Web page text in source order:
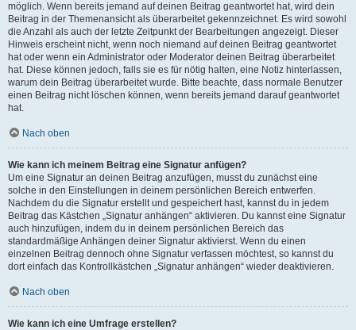
möglich. Wenn bereits jemand auf deinen Beitrag geantwortet hat, wird dein
Beitrag in der Themenansicht als überarbeitet gekennzeichnet. Es wird sowohl
die Anzahl als auch der letzte Zeitpunkt der Bearbeitungen angezeigt. Dieser
Hinweis erscheint nicht, wenn noch niemand auf deinen Beitrag geantwortet
hat oder wenn ein Administrator oder Moderator deinen Beitrag überarbeitet
hat. Diese können jedoch, falls sie es für nötig halten, eine Notiz hinterlassen,
warum dein Beitrag überarbeitet wurde. Bitte beachte, dass normale Benutzer
einen Beitrag nicht löschen können, wenn bereits jemand darauf geantwortet
hat.
Nach oben
Wie kann ich meinem Beitrag eine Signatur anfügen?
Um eine Signatur an deinen Beitrag anzufügen, musst du zunächst eine
solche in den Einstellungen in deinem persönlichen Bereich entwerfen.
Nachdem du die Signatur erstellt und gespeichert hast, kannst du in jedem
Beitrag das Kästchen „Signatur anhängen“ aktivieren. Du kannst eine Signatur
auch hinzufügen, indem du in deinem persönlichen Bereich das
standardmäßige Anhängen deiner Signatur aktivierst. Wenn du einen
einzelnen Beitrag dennoch ohne Signatur verfassen möchtest, so kannst du
dort einfach das Kontrollkästchen „Signatur anhängen“ wieder deaktivieren.
Nach oben
Wie kann ich eine Umfrage erstellen?